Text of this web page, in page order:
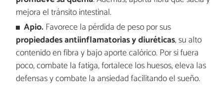
mejora el tránsito intestinal.
Apio. Favorece la pérdida de peso por sus
propiedades antiinflamatorias y diuréticas, su alto
contenido en fibra y bajo aporte calórico. Por si fuera
poco, combate la fatiga, fortalece los huesos, eleva las
defensas y combate la ansiedad facilitando el sueño.